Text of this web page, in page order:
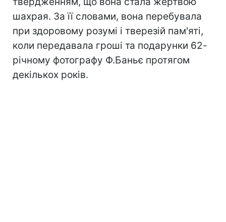
шахрая. За її словами, вона перебувала
при здоровому розумі і тверезій пам'яті,
коли передавала гроші та подарунки 62-
річному фотографу Ф.Баньє протягом
декількох років.